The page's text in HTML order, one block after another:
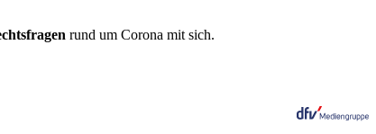
rund um Corona mit sich.